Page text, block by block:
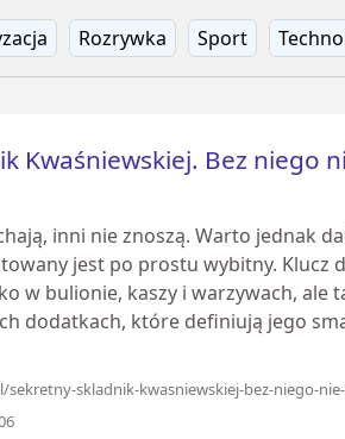
Rozrywka Sport
Kwaśniewskiej. Bez niego
inni nie znoszą. Warto jednak
jest po prostu wybitny. Klucz
w bulionie, kaszy i warzywach, ale
dodatkach, które definiują jego
sekretny-skladnik-kwasniewskiej-bez-niego-